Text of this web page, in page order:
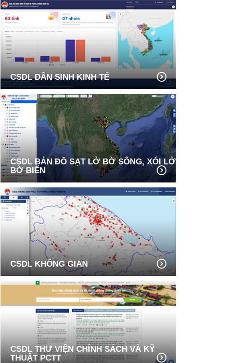
CSDL DÂN SINH KINH TẾ
CSDL BẢN ĐỒ SẠT LỞ BỜ SÔNG, XÓI LỞ
BỜ BIỂN
CSDL KHÔNG GIAN
CSDL THƯ VIỆN CHÍNH SÁCH VÀ KỸ
THUẬT PCTT